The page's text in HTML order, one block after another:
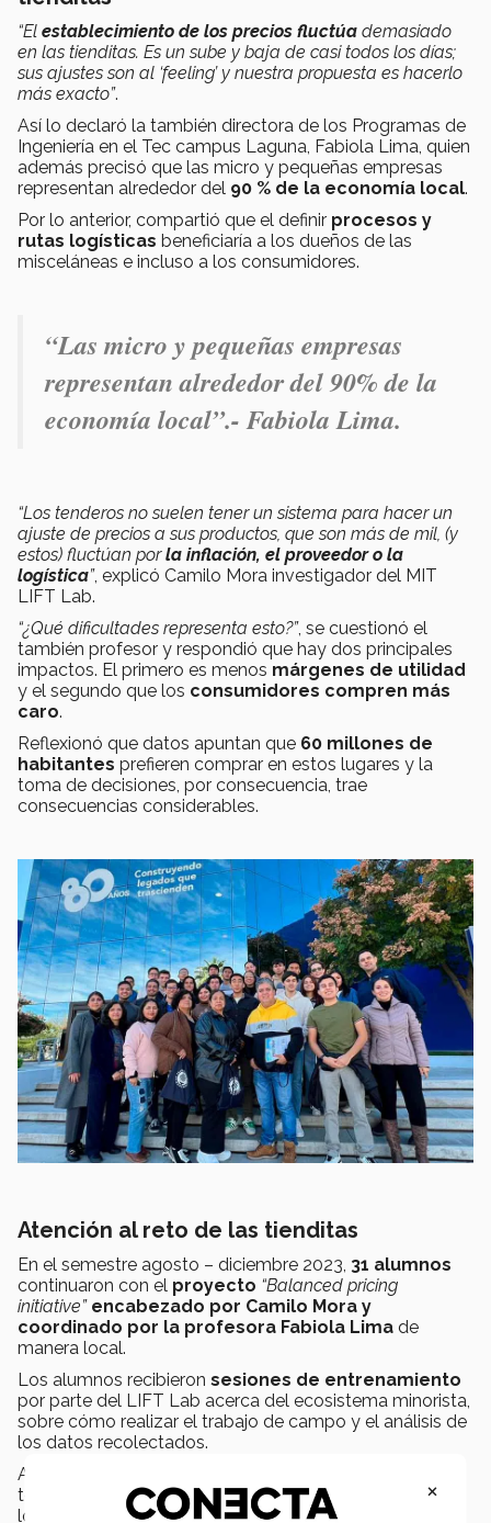
“El establecimiento de los precios fluctúa demasiado
en las tienditas. Es un sube y baja de casi todos los días;
sus ajustes son al ‘feeling’ y nuestra propuesta es hacerlo
más exacto”.
Así lo declaró la también directora de los Programas de
Ingeniería en el Tec campus Laguna, Fabiola Lima, quien
además precisó que las micro y pequeñas empresas
representan alrededor del 90 % de la economía local.
Por lo anterior, compartió que el definir procesos y
rutas logísticas beneficiaría a los dueños de las
misceláneas e incluso a los consumidores.
“Las micro y pequeñas empresas
representan alrededor del 90% de la
economía local”.- Fabiola Lima.
“Los tenderos no suelen tener un sistema para hacer un
ajuste de precios a sus productos, que son más de mil, (y
estos) fluctúan porla inflación, el proveedor o la
logística”, explicó Camilo Mora investigador del MIT
LIFT Lab.
“¿Qué dificultades representa esto?”, se cuestionó el
también profesor y respondió que hay dos principales
impactos. El primero es menos márgenes de utilidad
y el segundo que los consumidores compren más
caro.
Reflexionó que datos apuntan que 60 millones de
habitantes prefieren comprar en estos lugares y la
toma de decisiones, por consecuencia, trae
consecuencias considerables.
Atención al reto de las tienditas
En el semestre agosto – diciembre 2023, 31 alumnos
continuaron con el proyecto “Balanced pricing
initiative”encabezado por Camilo Mora y
coordinado por la profesora Fabiola Lima de
manera local.
Los alumnos recibieron sesiones de entrenamiento
por parte del LIFT Lab acerca del ecosistema minorista,
sobre cómo realizar el trabajo de campo y el análisis de
los datos recolectados.
Además, participaron en el
tenderos con el que permitió descubrir más acerca de
los retos que enfrentan los microempresarios.
×